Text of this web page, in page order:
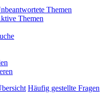
Themen
Themen
Häufig gestellte Fragen